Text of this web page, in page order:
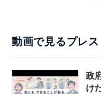
動画で見るプレ
政
け